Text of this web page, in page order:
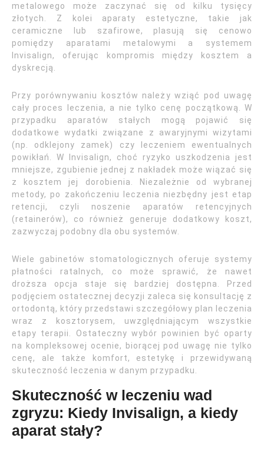
metalowego może zaczynać się od kilku tysięcy
złotych. Z kolei aparaty estetyczne, takie jak
ceramiczne lub szafirowe, plasują się cenowo
pomiędzy aparatami metalowymi a systemem
Invisalign, oferując kompromis między kosztem a
dyskrecją.
Przy porównywaniu kosztów należy wziąć pod uwagę
cały proces leczenia, a nie tylko cenę początkową. W
przypadku aparatów stałych mogą pojawić się
dodatkowe wydatki związane z awaryjnymi wizytami
(np. odklejony zamek) czy leczeniem ewentualnych
powikłań. W Invisalign, choć ryzyko uszkodzenia jest
mniejsze, zgubienie jednej z nakładek może wiązać się
z kosztem jej dorobienia. Niezależnie od wybranej
metody, po zakończeniu leczenia niezbędny jest etap
retencji, czyli noszenie aparatów retencyjnych
(retainerów), co również generuje dodatkowy koszt,
zazwyczaj podobny dla obu systemów.
Wiele gabinetów stomatologicznych oferuje systemy
płatności ratalnych, co może sprawić, że nawet
droższa opcja staje się bardziej dostępna. Przed
podjęciem ostatecznej decyzji zaleca się konsultację z
ortodontą, który przedstawi szczegółowy plan leczenia
wraz z kosztorysem, uwzględniającym wszystkie
etapy terapii. Ostateczny wybór powinien być oparty
na kompleksowej ocenie, biorącej pod uwagę nie tylko
cenę, ale także komfort, estetykę i przewidywaną
skuteczność leczenia w danym przypadku.
Skuteczność w leczeniu wad
zgryzu: Kiedy Invisalign, a kiedy
aparat stały?